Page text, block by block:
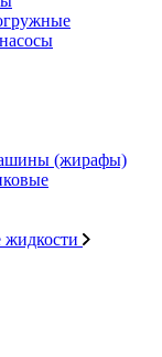
(жирафы)
жидкости